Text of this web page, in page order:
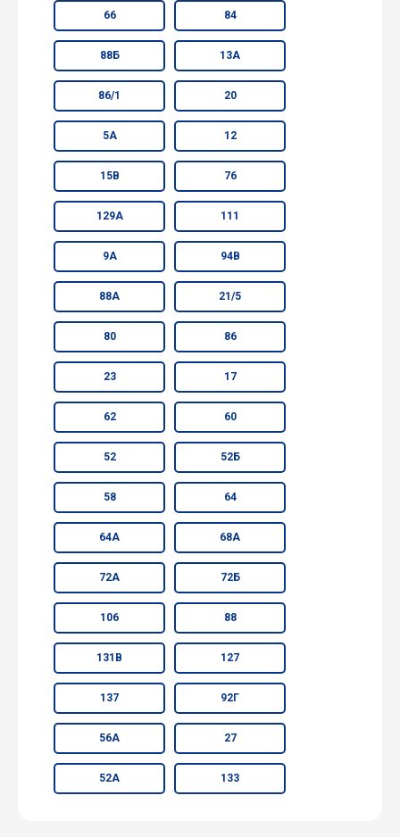
66 84
88Б 13А
86/1 20
5А 12
15В 76
129А 111
9А 94В
88А 21/5
80 86
23 17
62 60
52 52Б
58 64
64А 68А
72А 72Б
106 88
131В 127
137 92Г
56А 27
52А 133